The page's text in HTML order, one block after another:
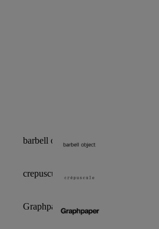
barbell object
crepuscule
Graphpaper